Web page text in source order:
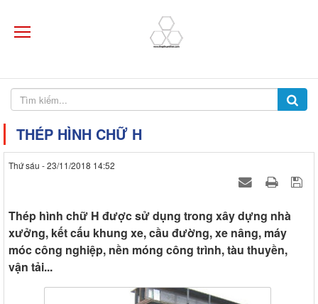
THÉP HÌNH CHỮ H
Thứ sáu - 23/11/2018 14:52
Thép hình chữ H được sử dụng trong xây dựng nhà
xưởng, kết cấu khung xe, cầu đường, xe nâng, máy
móc công nghiệp, nền móng công trình, tàu thuyền,
vận tải...